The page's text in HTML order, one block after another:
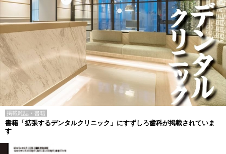
掲載雑誌・書籍
書籍「拡張するデンタルクリニック」にすずしろ歯科が掲載されていま
す